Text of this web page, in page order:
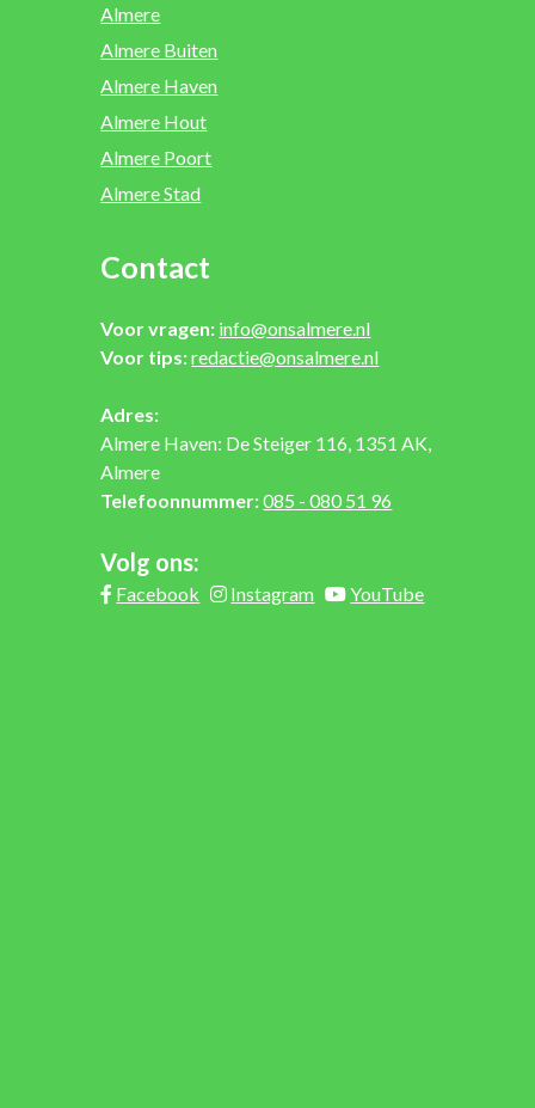
Almere
Almere Buiten
Almere Haven
Almere Hout
Almere Poort
Almere Stad
Contact
Voor vragen: info@onsalmere.nl
Voor tips:redactie@onsalmere.nl
Adres:
Almere Haven: De Steiger 116, 1351 AK,
Almere
Telefoonnummer:085 - 080 51 96
Volg ons:
Facebook Instagram YouTube